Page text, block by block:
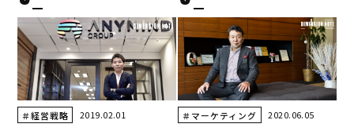
＃経営戦略 2019.02.01 ＃マーケティング 2020.06.05